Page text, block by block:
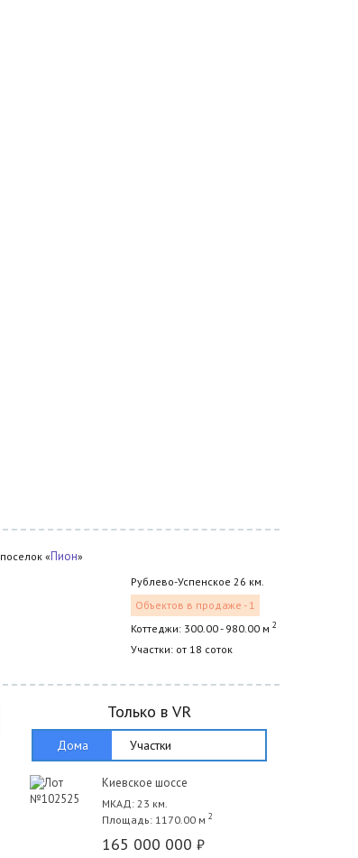
поселок «Пион»
Рублево-Успенское 26 км.
Объектов в продаже - 1
Коттеджи: 300.00 - 980.00 м 2
Участки: от 18 соток
Только в VR
Дома Участки
Киевское шоссе
МКАД: 23 км.
Площадь: 1170.00 м 2
165 000 000 ₽